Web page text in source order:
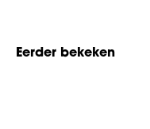
Eerder bekeken